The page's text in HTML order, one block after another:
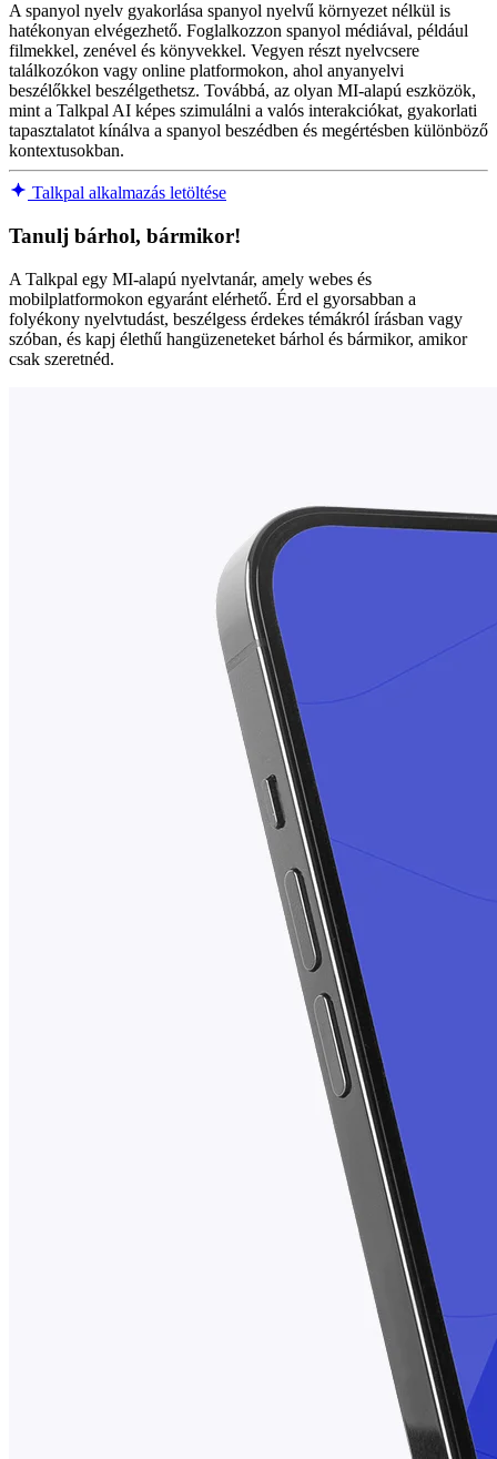
A spanyol nyelv gyakorlása spanyol nyelvű környezet nélkül is
hatékonyan elvégezhető. Foglalkozzon spanyol médiával, például
filmekkel, zenével és könyvekkel. Vegyen részt nyelvcsere
találkozókon vagy online platformokon, ahol anyanyelvi
beszélőkkel beszélgethetsz. Továbbá, az olyan MI-alapú eszközök,
mint a Talkpal AI képes szimulálni a valós interakciókat, gyakorlati
tapasztalatot kínálva a spanyol beszédben és megértésben különböző
kontextusokban.
Talkpal alkalmazás letöltése
Tanulj bárhol, bármikor!
A Talkpal egy MI-alapú nyelvtanár, amely webes és
mobilplatformokon egyaránt elérhető. Érd el gyorsabban a
folyékony nyelvtudást, beszélgess érdekes témákról írásban vagy
szóban, és kapj élethű hangüzeneteket bárhol és bármikor, amikor
csak szeretnéd.